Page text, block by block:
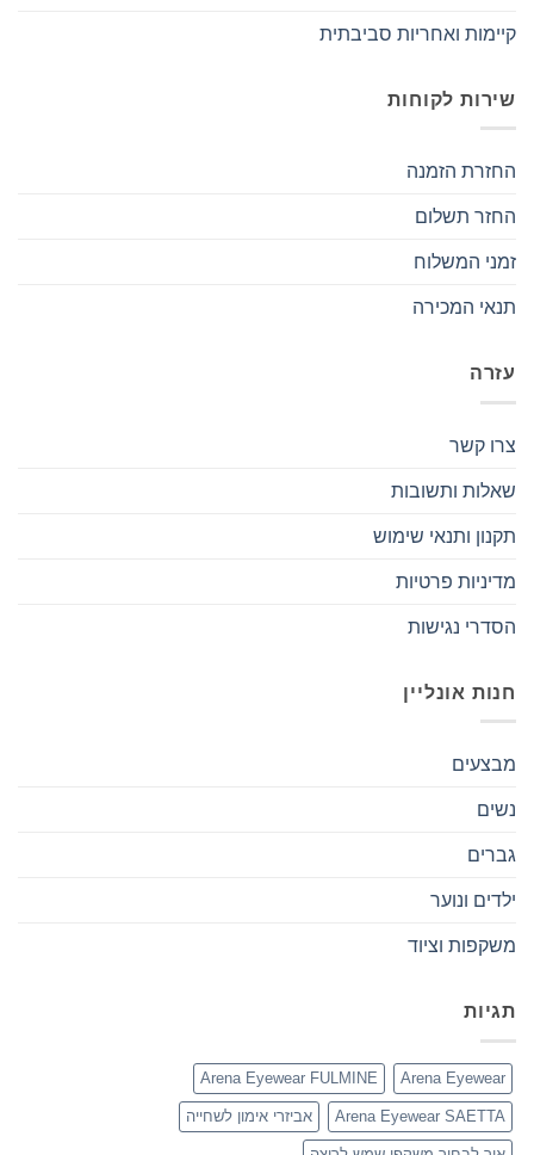
קיימות ואחריות סביבתית
שירות לקוחות
החזרת הזמנה
החזר תשלום
זמני המשלוח
תנאי המכירה
עזרה
צרו קשר
שאלות ותשובות
תקנון ותנאי שימוש
מדיניות פרטיות
הסדרי נגישות
חנות אונליין
מבצעים
נשים
גברים
ילדים ונוער
משקפות וציוד
תגיות
Arena Eyewear
Arena Eyewear FULMINE
Arena Eyewear SAETTA אביזרי אימון לשחייה